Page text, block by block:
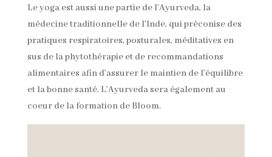
Le yoga est aussi une partie de l’Ayurveda, la
médecine traditionnelle de l’Inde, qui préconise des
pratiques respiratoires, posturales, méditatives en
sus de la phytothérapie et de recommandations
alimentaires afin d’assurer le maintien de l’équilibre
et la bonne santé. L’Ayurveda sera également au
coeur de la formation de Bloom.